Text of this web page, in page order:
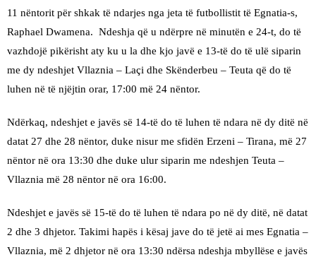
11 nëntorit për shkak të ndarjes nga jeta të futbollistit të Egnatia-s,
Raphael Dwamena. Ndeshja që u ndërpre në minutën e 24-t, do të
vazhdojë pikërisht aty ku u la dhe kjo javë e 13-të do të ulë siparin
me dy ndeshjet Vllaznia – Laçi dhe Skënderbeu – Teuta që do të
luhen në të njëjtin orar, 17:00 më 24 nëntor.
Ndërkaq, ndeshjet e javës së 14-të do të luhen të ndara në dy ditë në
datat 27 dhe 28 nëntor, duke nisur me sfidën Erzeni – Tirana, më 27
nëntor në ora 13:30 dhe duke ulur siparin me ndeshjen Teuta –
Vllaznia më 28 nëntor në ora 16:00.
Ndeshjet e javës së 15-të do të luhen të ndara po në dy ditë, në datat
2 dhe 3 dhjetor. Takimi hapës i kësaj jave do të jetë ai mes Egnatia –
Vllaznia, më 2 dhjetor në ora 13:30 ndërsa ndeshja mbyllëse e javës